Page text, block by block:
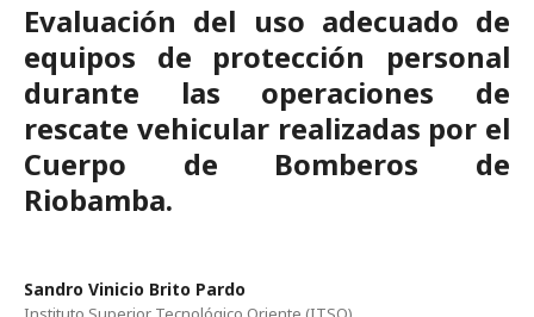
Evaluación del uso adecuado de
equipos de protección personal
durante las operaciones de
rescate vehicular realizadas por el
Cuerpo de Bomberos de
Riobamba.
Sandro Vinicio Brito Pardo